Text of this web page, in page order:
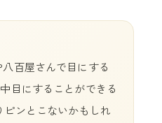
百屋さんで目にする
目にすることができる
ピンとこないかもしれ